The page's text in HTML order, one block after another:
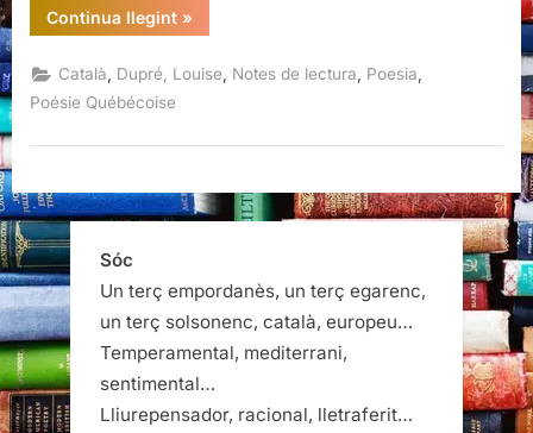
Continua llegint“Més
amunt
les
flames,
»
Català Dupré, Louise Notes de lectura Poesia
Poésie Québécoise
Sóc
Un terç empordanès, un terç egarenc,
un terç solsonenc, català, europeu…
Temperamental, mediterrani,
sentimental…
Lliurepensador, racional, lletraferit…